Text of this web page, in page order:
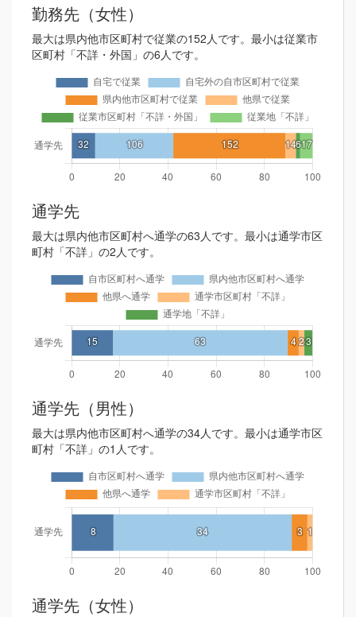
勤務先（女性）
最大は県内他市区町村で従業の152人です。最小は従業市
区町村「不詳・外国」の6人です。
通学先
最大は県内他市区町村へ通学の63人です。最小は通学市区
町村「不詳」の2人です。
通学先（男性）
最大は県内他市区町村へ通学の34人です。最小は通学市区
町村「不詳」の1人です。
通学先（女性）